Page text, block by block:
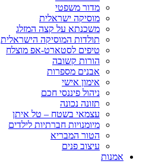
מדור משפטי
מוסיקה ישראלית
משכנתא על קצה המזלג
תולדות המוסיקה הישראלית
טיפים לסטארט-אפ מוצלח
הורות קשובה
אבנים מספרות
אימון אישי
ניהול פיננסי חכם
תזונה נכונה
עצמאי בשטח – טל איתן
מיומנויות חברתיות לילדים
הטור המבריא
עיצוב פנים
אמנות